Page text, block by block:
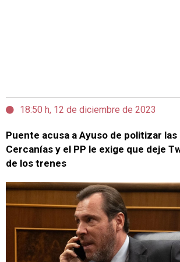
18:50 h, 12 de diciembre de 2023
Puente acusa a Ayuso de politizar las
Cercanías y el PP le exige que deje
de los trenes